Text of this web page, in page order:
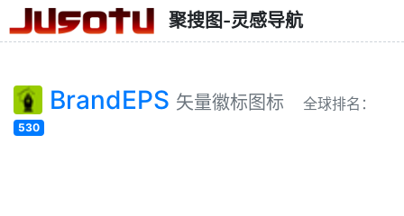
聚搜图-灵感导航
BrandEPS 矢量徽标图标 全球排名：
530